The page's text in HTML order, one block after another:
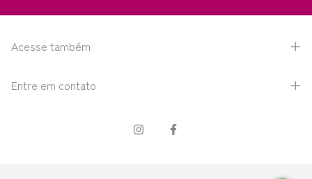
Acesse também
Entre em contato